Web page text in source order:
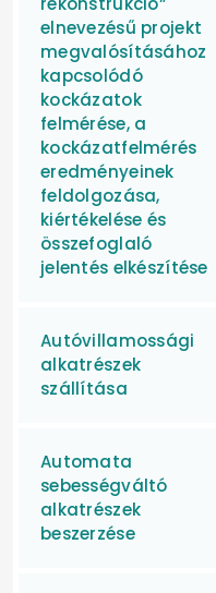
elnevezésű projekt
megvalósításához
kapcsolódó
kockázatok
felmérése, a
kockázatfelmérés
eredményeinek
feldolgozása,
kiértékelése és
összefoglaló
jelentés elkészítése
Autóvillamossági
alkatrészek
szállítása
Automata
sebességváltó
alkatrészek
beszerzése